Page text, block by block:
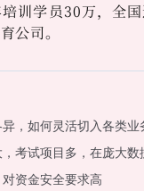
训学员30万，全
公司。
，如何灵活切入各类
考试项目多，在庞大
资金安全要求高